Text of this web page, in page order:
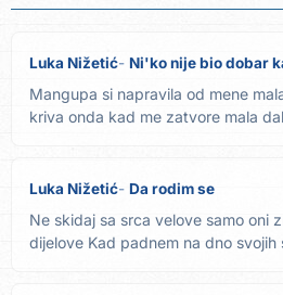
Luka Nižetić Ni'ko nije bio dobar
Mangupa si napravila od mene
kriva onda kad me zatvore mala
Luka Nižetić Da rodim se
Ne skidaj sa srca velove samo oni
dijelove Kad padnem na dno svojih